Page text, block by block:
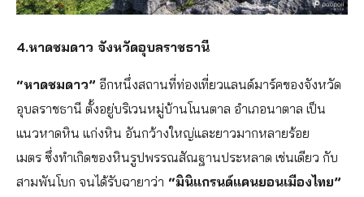
4.หาดชมดาว จังหวัดอุบลราชธานี
“หาดชมดาว” อีกหนึ่งสถานที่ท่องเที่ยวแลนด์มาร์คของจังหวัด
อุบลราชธานี ตั้งอยู่บริเวนหมู่บ้านโนนตาล อำเภอนาตาล เป็น
แนวหาดหิน แก่งหิน อันกว้างใหญ่และยาวมากหลายร้อย
เมตร ซึ่งทำเกิดของหินรูปพรรณสัณฐานประหลาด เช่นเดียว กับ
สามพันโบก จนได้รับฉายาว่า “มินิแกรนด์แคนยอนเมืองไทย”